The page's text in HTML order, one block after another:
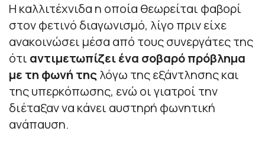
Η καλλιτέχνιδα η οποία θεωρείται φαβορί
στον φετινό διαγωνισμό, λίγο πριν είχε
ανακοινώσει μέσα από τους συνεργάτες της
ότι αντιμετωπίζει ένα σοβαρό πρόβλημα
με τη φωνή τηςλόγω της εξάντλησης και
της υπερκόπωσης, ενώ οι γιατροί την
διέταξαν να κάνει αυστηρή φωνητική
ανάπαυση.